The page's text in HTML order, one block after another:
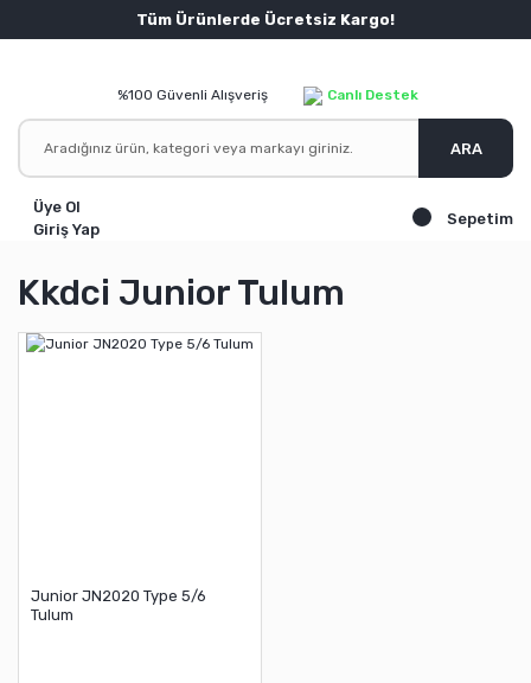
Tüm Ürünlerde Ücretsiz Kargo!
%100 Güvenli Alışveriş Canlı Destek
ARA
Üye Ol
Giriş Yap
Sepetim
Kkdci Junior Tulum
Junior JN2020 Type 5/6
Tulum